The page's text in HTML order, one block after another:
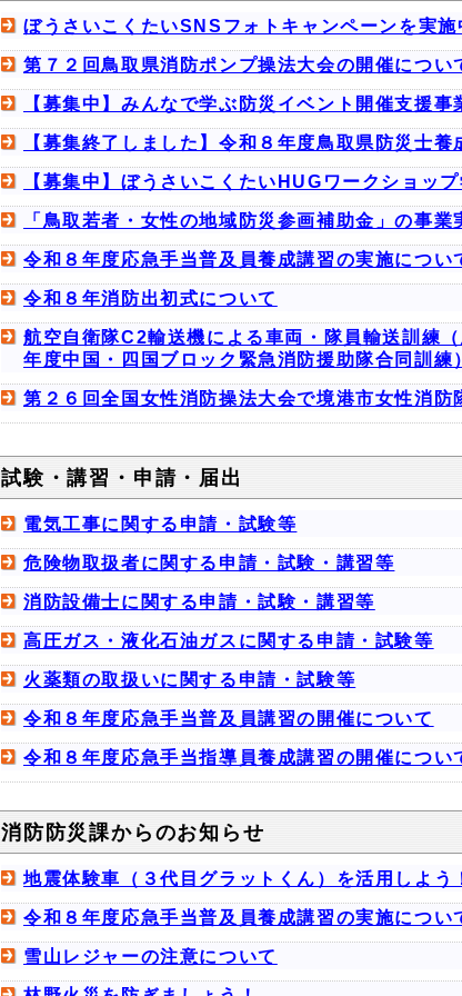
ぼうさいこくたいSNSフォトキャンペーンを実施
第７２回鳥取県消防ポンプ操法大会の開催につい
【募集中】みんなで学ぶ防災イベント開催支援事
【募集終了しました】令和８年度鳥取県防災士養
【募集中】ぼうさいこくたいHUGワークショッ
「鳥取若者・女性の地域防災参画補助金」の事
令和８年度応急手当普及員養成講習の実施につい
令和８年消防出初式について
航空自衛隊C2輸送機による車両・隊員輸送訓練
年度中国・四国ブロック緊急消防援助隊合同訓練
第２６回全国女性消防操法大会で境港市女性消防
試験・講習・申請・届出
電気工事に関する申請・試験等
危険物取扱者に関する申請・試験・講習等
消防設備士に関する申請・試験・講習等
高圧ガス・液化石油ガスに関する申請・試験等
火薬類の取扱いに関する申請・試験等
令和８年度応急手当普及員講習の開催について
令和８年度応急手当指導員養成講習の開催につい
消防防災課からのお知らせ
地震体験車（３代目グラットくん）を活用しよう
令和８年度応急手当普及員養成講習の実施につい
雪山レジャーの注意について